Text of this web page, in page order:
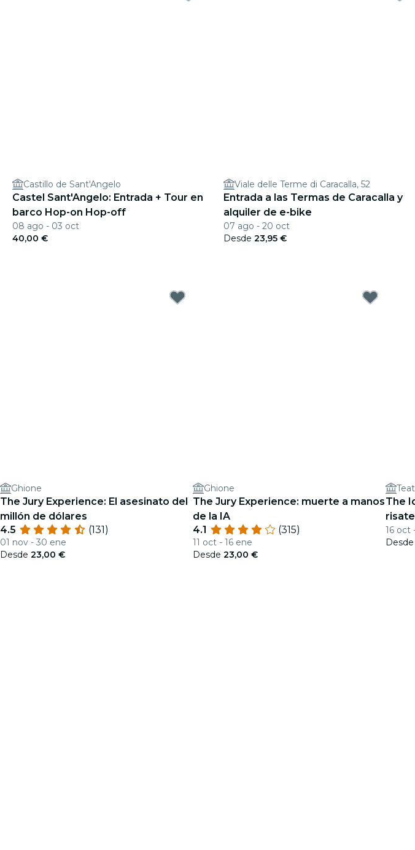
Castillo de Sant'Angelo
Castel Sant'Angelo: Entrada + Tour en
barco Hop-on Hop-off
08 ago - 03 oct
40,00 €
Viale delle Terme di Caracalla, 52
Entrada a las Termas de Caracalla y
alquiler de e-bike
07 ago - 20 oct
Desde 23,95 €
Ghione
The Jury Experience: El asesinato del
millón de dólares
4.5
(131)
01 nov - 30 ene
Desde 23,00 €
Ghione
The Jury Experience: muerte a manos
de la IA
4.1
(315)
11 oct - 16 ene
Desde 23,00 €
The
risate
16 oct